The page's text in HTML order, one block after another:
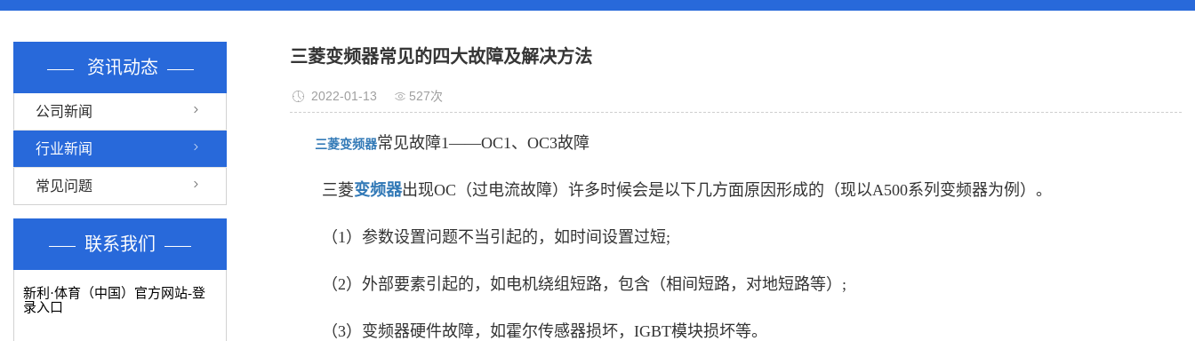
资讯动态
公司新闻
行业新闻
常见问题
联系我们
新利·体育（中国）官方网站-登
录入口
三菱变频器常见的四大故障及解决方法
2022-01-13 527次
三菱变频器常见故障1——OC1、OC3故障
三菱变频器出现OC（过电流故障）许多时候会是以下几方面原因形成的（现以A500系列变频器为例）。
（1）参数设置问题不当引起的，如时间设置过短;
（2）外部要素引起的，如电机绕组短路，包含（相间短路，对地短路等）;
（3）变频器硬件故障，如霍尔传感器损坏，IGBT模块损坏等。